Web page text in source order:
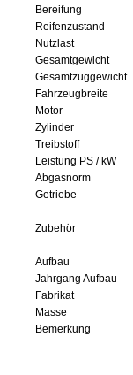
Bereifung
Reifenzustand
Nutzlast
Gesamtgewicht
Gesamtzuggewicht
Fahrzeugbreite
Motor
Zylinder
Treibstoff
Leistung PS / kW
Abgasnorm
Getriebe
Zubehör
Aufbau
Jahrgang Aufbau
Fabrikat
Masse
Bemerkung